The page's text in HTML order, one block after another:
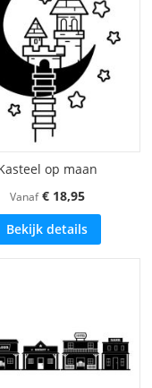
op maan
Vanaf € 18,95
Bekijk details